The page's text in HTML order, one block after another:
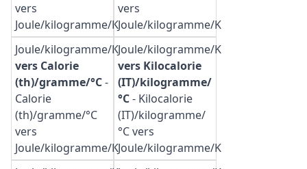
vers
Joule/kilogramme/K
vers
Joule/kilogramme/K
Joule/kilogramme/K
vers Calorie
(th)/gramme/°C-
Calorie
(th)/gramme/°C
vers
Joule/kilogramme/K
Joule/kilogramme/K
vers Kilocalorie
(IT)/kilogramme/
°C- Kilocalorie
(IT)/kilogramme/
°C vers
Joule/kilogramme/K